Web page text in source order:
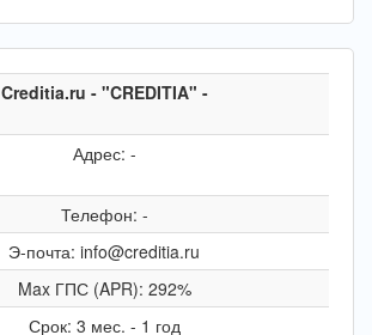
Creditia.ru - "CREDITIA" -
Адрес: -
Телефон: -
Э-почта: info@creditia.ru
Max ГПС (APR): 292%
Срок: 3 мес. - 1 год